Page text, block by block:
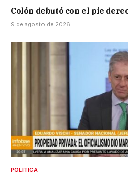
Colón debutó con el pie
9 de agosto de 2026
POLÍTICA